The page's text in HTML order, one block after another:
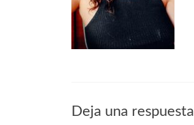
Deja una respuesta